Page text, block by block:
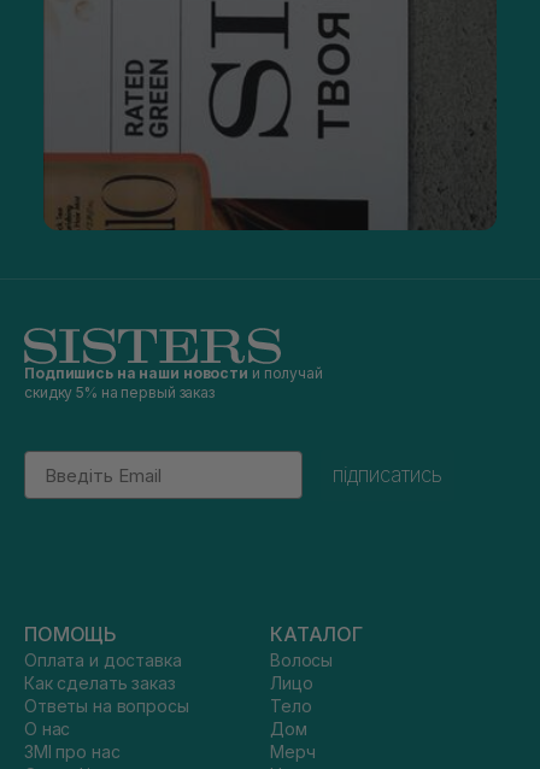
Подпишись на наши новости и получай
скидку 5% на первый заказ
Email
підписатись
ПОМОЩЬ
Оплата и доставка
Как сделать заказ
Ответы на вопросы
О нас
ЗМІ про нас
КАТАЛОГ
Волосы
Лицо
Тело
Дом
Мерч